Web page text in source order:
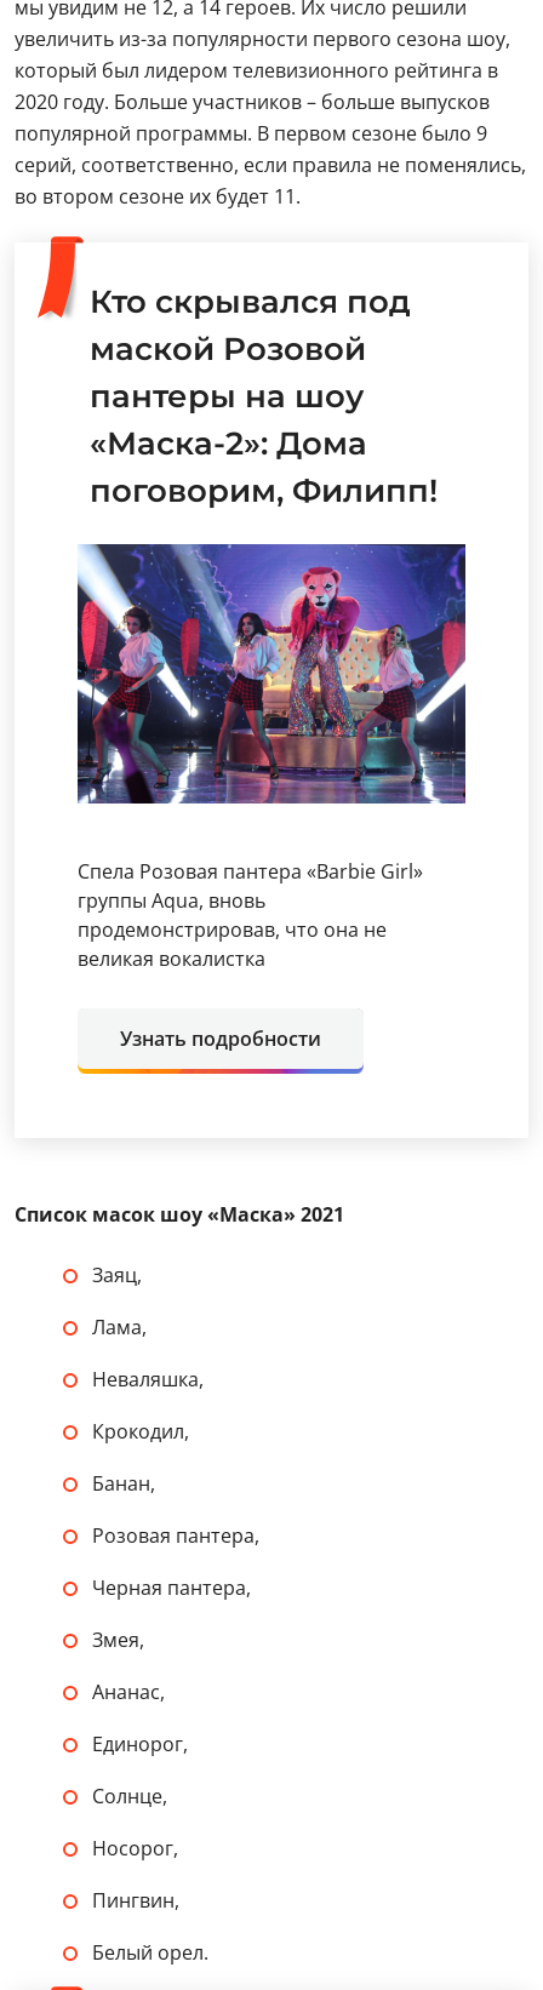
мы увидим не 12, а 14 героев. Их число решили
увеличить из-за популярности первого сезона шоу,
который был лидером телевизионного рейтинга в
2020 году. Больше участников – больше выпусков
популярной программы. В первом сезоне было 9
серий, соответственно, если правила не поменялись,
во втором сезоне их будет 11.
Кто скрывался под
маской Розовой
пантеры на шоу
«Маска-2»: Дома
поговорим, Филипп!
Спела Розовая пантера «Barbie Girl»
группы Aqua, вновь
продемонстрировав, что она не
великая вокалистка
Узнать подробности
Список масок шоу «Маска» 2021
Заяц,
Лама,
Неваляшка,
Крокодил,
Банан,
Розовая пантера,
Черная пантера,
Змея,
Ананас,
Единорог,
Солнце,
Носорог,
Пингвин,
Белый орел.